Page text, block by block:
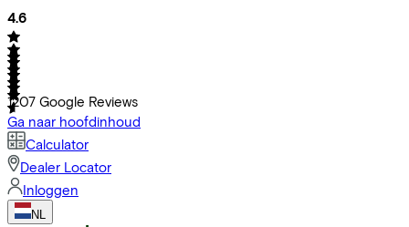
4.6
1207 Google Reviews
Ga naar hoofdinhoud
Calculator
Dealer Locator
Inloggen
NL